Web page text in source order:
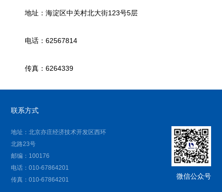
地址：海淀区中关村北大街123号5层
电话：62567814
传真：6264339
联系方式
地址：北京亦庄经济技术开发区西环
北路23号
邮编：100176
电话：010-67864201
传真：010-67864201
微信公众号